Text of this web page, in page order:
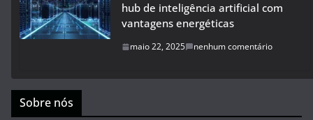
hub de inteligência artificial com
vantagens energéticas
maio 22, 2025 nenhum comentário
Sobre nós